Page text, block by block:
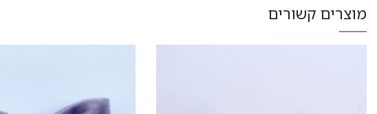
מוצרים קשורים